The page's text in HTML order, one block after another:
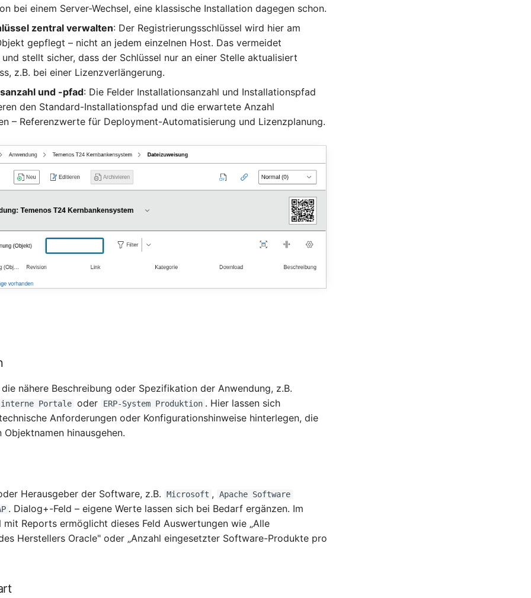
bei einem Server-Wechsel, eine klassische Installation dagegen schon.
zentral verwalten: Der Registrierungsschlüssel wird hier am
gepflegt – nicht an jedem einzelnen Host. Das vermeidet
und stellt sicher, dass der Schlüssel nur an einer Stelle aktualisiert
z.B. bei einer Lizenzverlängerung.
und -pfad: Die Felder Installationsanzahl und Installationspfad
den Standard-Installationspfad und die erwartete Anzahl
– Referenzwerte für Deployment-Automatisierung und Lizenzplanung.
nähere Beschreibung oder Spezifikation der Anwendung, z.B.
interne Portale oder ERP-System Produktion . Hier lassen sich
Anforderungen oder Konfigurationshinweise hinterlegen, die
Objektnamen hinausgehen.
Herausgeber der Software, z.B. Microsoft ,
Apache Software
. Dialog+-Feld – eigene Werte lassen sich bei Bedarf ergänzen. Im
mit Reports ermöglicht dieses Feld Auswertungen wie „Alle
Herstellers Oracle" oder „Anzahl eingesetzter Software-Produkte pro